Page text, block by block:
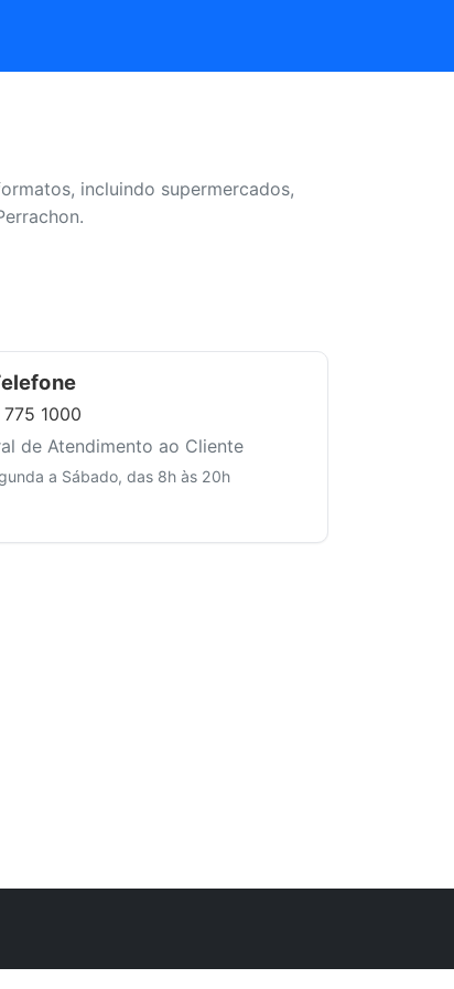
incluindo supermercados,
1000
de Atendimento ao Cliente
a Sábado, das 8h às 20h